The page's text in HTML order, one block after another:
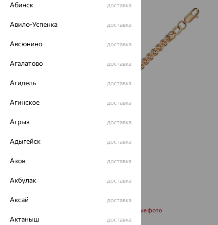
Запросить дополнительные фото
Абинск доставка
Авило-Успенка доставка
Авсюнино доставка
Агалатово доставка
Агидель доставка
Агинское доставка
Агрыз доставка
Адыгейск доставка
Азов доставка
Акбулак доставка
Аксай доставка
Актаныш доставка